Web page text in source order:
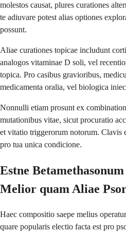
molestos causat, plures curationes
te adiuvare potest alias optiones
possunt.
Aliae curationes topicae includunt
analogos vitaminae D soli, vel
topica. Pro casibus gravioribus,
medicamenta oralia, vel biologica
Nonnulli etiam prosunt ex
mutationibus vitae, sicut procuratio
et vitatio triggerorum notorum. Clavis
pro tua unica condicione.
Estne
Melior quam Aliae
Haec compositio saepe melius
quare popularis electio facta est pro